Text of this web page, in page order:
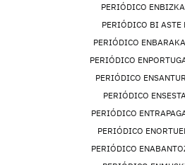
PERIÓDICO
PERIÓDICO BI ASTE
PERIÓDICO
PERIÓDICO
PERIÓDICO
PERIÓDICO
PERIÓDICO
PERIÓDICO
PERIÓDICO